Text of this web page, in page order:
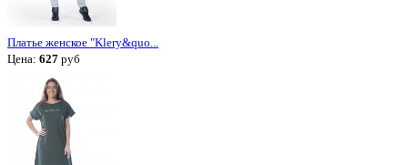
Платье женское "Klery&quo...
Цена: 627 руб